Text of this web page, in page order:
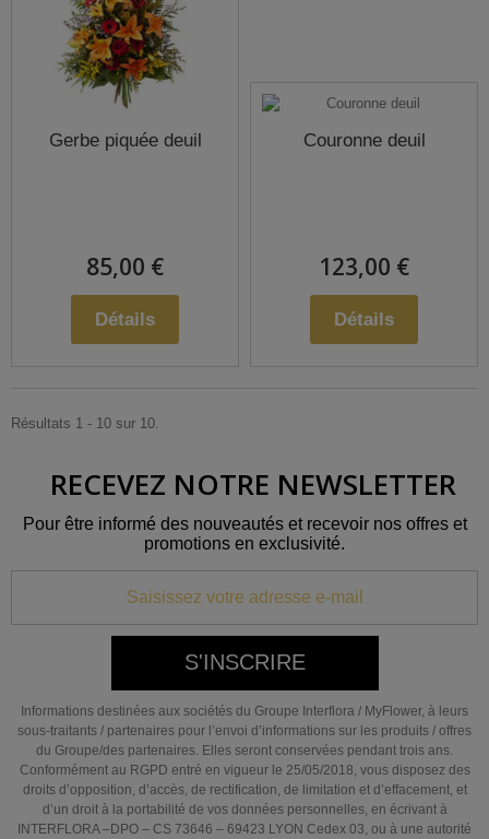
Gerbe piquée deuil
85,00 €
Détails
Couronne deuil
123,00 €
Détails
Résultats 1 - 10 sur 10.
RECEVEZ NOTRE NEWSLETTER
Pour être informé des nouveautés et recevoir nos offres et
promotions en exclusivité.
S'INSCRIRE
Informations destinées aux sociétés du Groupe Interflora / MyFlower, à leurs
sous-traitants / partenaires pour l’envoi d’informations sur les produits / offres
du Groupe/des partenaires. Elles seront conservées pendant trois ans.
Conformément au RGPD entré en vigueur le 25/05/2018, vous disposez des
droits d’opposition, d’accès, de rectification, de limitation et d’effacement, et
d’un droit à la portabilité de vos données personnelles, en écrivant à
INTERFLORA –DPO – CS 73646 – 69423 LYON Cedex 03, ou à une autorité